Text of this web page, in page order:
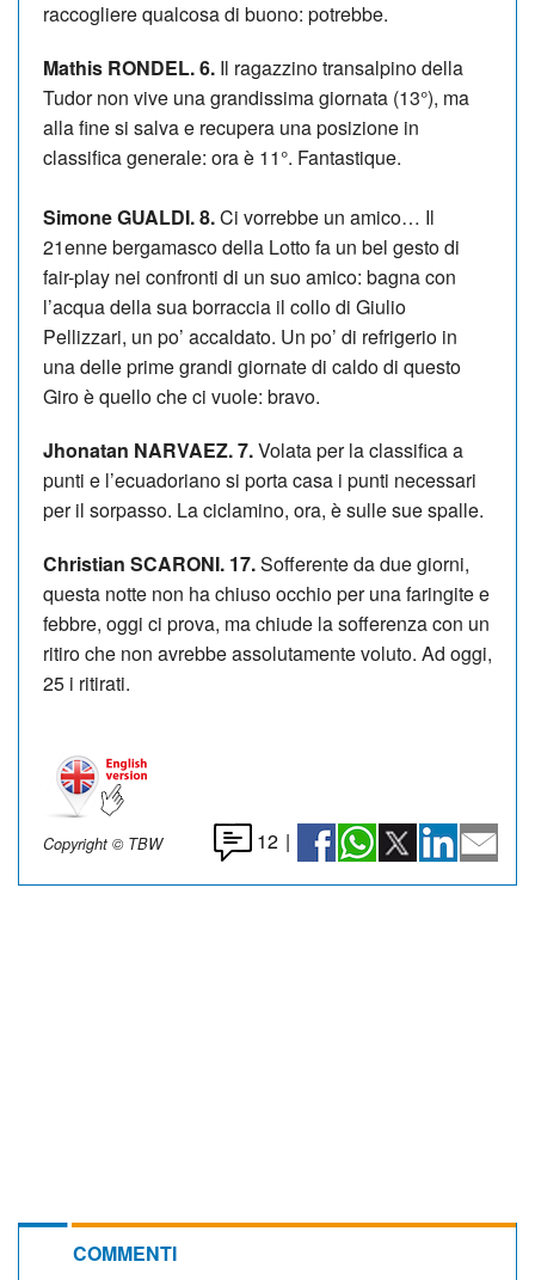
raccogliere qualcosa di buono: potrebbe.
Mathis RONDEL. 6. Il ragazzino transalpino della
Tudor non vive una grandissima giornata (13°), ma
alla fine si salva e recupera una posizione in
classifica generale: ora è 11°. Fantastique.
Simone GUALDI. 8.Ci vorrebbe un amico… Il
21enne bergamasco della Lotto fa un bel gesto di
fair-play nei confronti di un suo amico: bagna con
l’acqua della sua borraccia il collo di Giulio
Pellizzari, un po’ accaldato. Un po’ di refrigerio in
una delle prime grandi giornate di caldo di questo
Giro è quello che ci vuole: bravo.
Jhonatan NARVAEZ. 7.Volata per la classifica a
punti e l’ecuadoriano si porta casa i punti necessari
per il sorpasso. La ciclamino, ora, è sulle sue spalle.
Christian SCARONI. 17.Sofferente da due giorni,
questa notte non ha chiuso occhio per una faringite e
febbre, oggi ci prova, ma chiude la sofferenza con un
ritiro che non avrebbe assolutamente voluto. Ad oggi,
25 i ritirati.
Copyright © TBW 12 |
COMMENTI